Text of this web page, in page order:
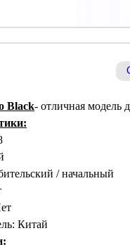
Black- отличная модель
/ начальный
Китай